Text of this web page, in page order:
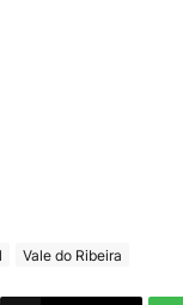
Vale do Ribeira